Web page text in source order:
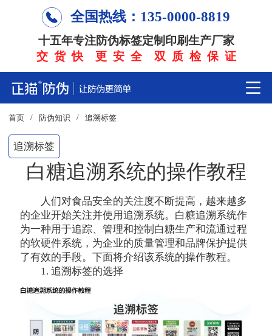
全国热线：135-0000-8819
十五年专注防伪标签定制印刷生产厂家
交 货 快 更 安 全 双 质 检 保 证
首页 / 防伪知识 / 追溯标签
追溯标签
白糖追溯系统的操作教程
人们对食品安全的关注度不断提高，越来越多
的企业开始关注并使用追溯系统。白糖追溯系统作
为一种用于追踪、管理和控制白糖生产和流通过程
的软硬件系统，为企业的质量管理和品牌保护提供
了有效的手段。下面将介绍该系统的操作教程。
1. 追溯标签的选择